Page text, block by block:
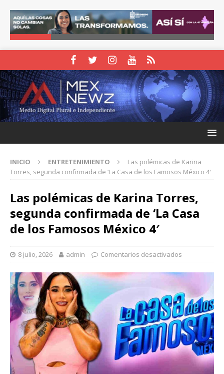
INICIO ENTRETENIMIENTO
Las polémicas de Karina
Torres, segunda confirmada de ‘La Casa de los Famosos México 4′
Las polémicas de Karina Torres,
segunda confirmada de ‘La Casa
de los Famosos México 4′
8 julio, 2026 admin Comentarios desactivados